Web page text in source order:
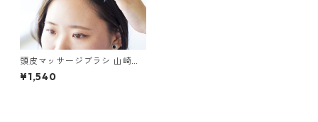
頭皮マッサージブラシ 山崎実
業 tower タワー マグネット頭
皮マッサージブラシ ハンドル
¥1,540